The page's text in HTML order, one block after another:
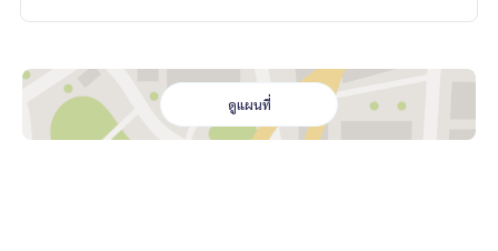
สนใจ เช่า – ซื้อ ติดต่อ Line ID: @superb-estate
https://lin.ee/luSfAxh
สนใจฝากทรัพย์เช่า – ขาย ติดต่อ Line ID: @superbestate
ดูแผนที่